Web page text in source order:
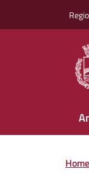
Home